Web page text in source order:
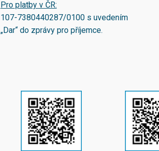
Pro platby v ČR:
107-7380440287/0100s uvedením
„Dar“ do zprávy pro příjemce.